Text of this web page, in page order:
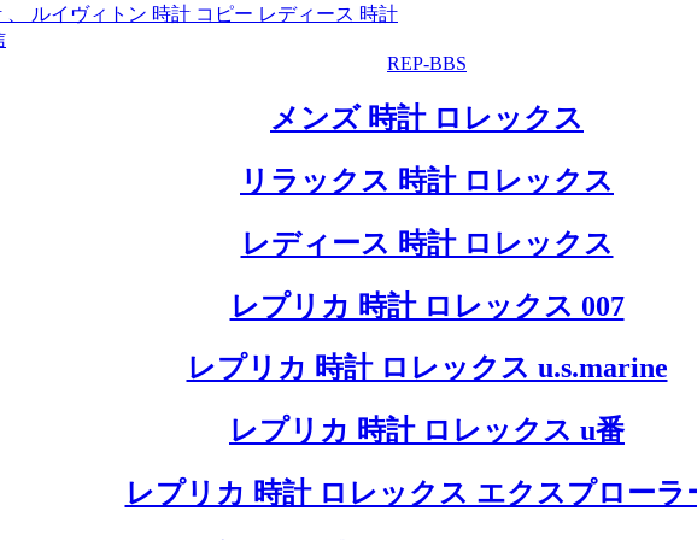
ルイヴィトン 時計 コピー レディース 時計
REP-BBS
メンズ 時計 ロレックス
リラックス 時計 ロレックス
レディース 時計 ロレックス
レプリカ 時計 ロレックス 007
レプリカ 時計 ロレックス u.s.marine
レプリカ 時計 ロレックス u番
レプリカ 時計 ロレックス エクスプローラ